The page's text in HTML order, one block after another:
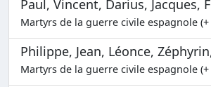
Paul, Vincent, Darius, Jacques,
Martyrs de la guerre civile espagnole (+
Philippe, Jean, Léonce,
Martyrs de la guerre civile espagnole (+